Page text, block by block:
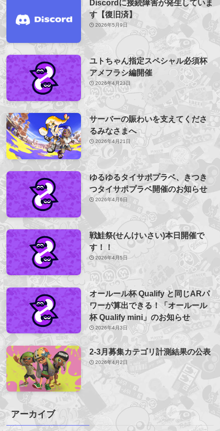
Discordに接続障害が発生していま
す【復旧済】
2026年5月9日
ユトちゃん指定スペシャル必須杯
アメフラシ編開催
2026年4月23日
サーバーの賑わいを支えてくださ
るみなさまへ
2026年4月21日
ゆるゆるタイサポプラベ、きつき
つタイサポプラベ開催のお知らせ
2026年4月6日
戦鮭祭(せんけいさい)本日開催で
す！！
2026年4月5日
オールール杯 Qualify と同じARパ
ワーが算出できる！「オールール
杯 Qualify mini」のお知らせ
2026年4月3日
2-3月募集カテゴリ計測結果の公表
2026年4月2日
アーカイブ